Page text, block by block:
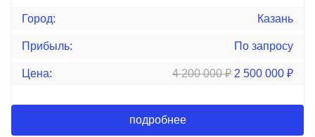
Город: Казань
Прибыль: По запросу
Цена: 4 200 000₽ 2 500 000 ₽
подробнее